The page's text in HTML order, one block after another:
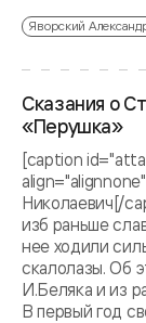
Яворский
Сказания о
«Перушка»
[caption
Николаевич[/
изб раньше
нее ходили
скалолазы. Об
И.Беляка и из
В первый год